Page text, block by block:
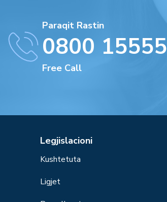
Paraqit Rastin
0800 15555
Free Call
Legjislacioni
Kushtetuta
Ligjet